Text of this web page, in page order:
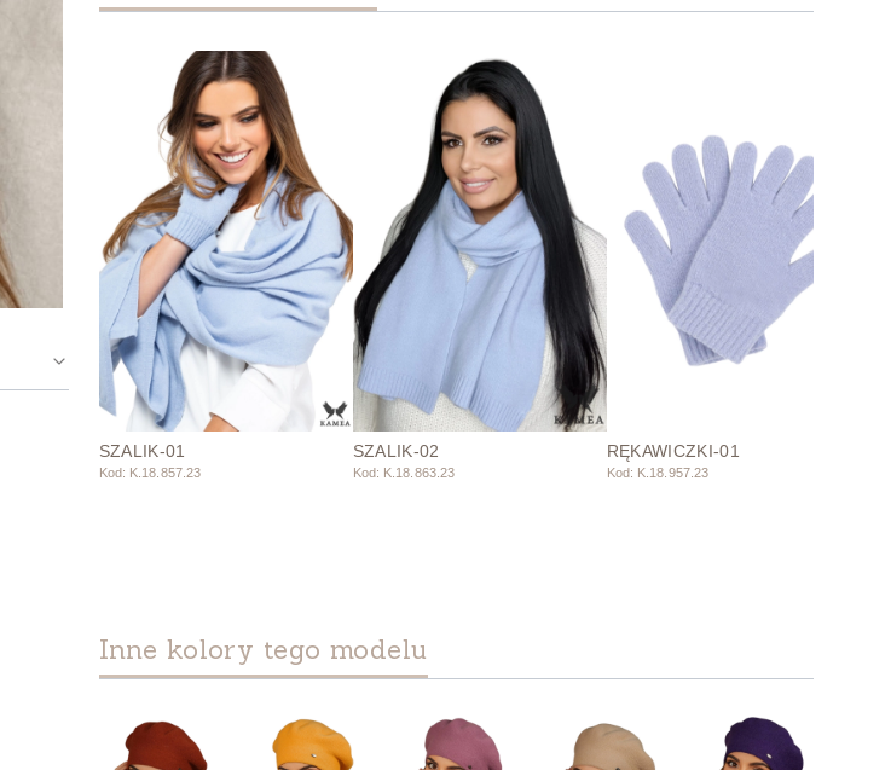
SZALIK-01
Kod: K.18.857.23
SZALIK-02
Kod: K.18.863.23
RĘKAWICZKI-01
Kod: K.18.957.23
Inne kolory tego modelu